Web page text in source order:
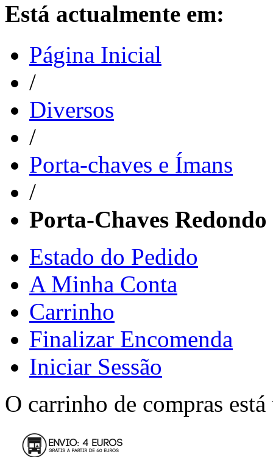
Está actualmente em:
Página Inicial
/
Diversos
/
Porta-chaves e Ímans
/
Porta-Chaves Redondo
Estado do Pedido
A Minha Conta
Carrinho
Finalizar Encomenda
Iniciar Sessão
O carrinho de compras